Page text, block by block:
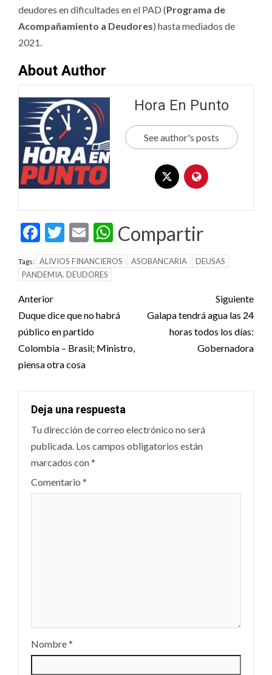
deudores en dificultades en el PAD (Programa de
Acompañamiento a Deudores) hasta mediados de
2021.
About Author
Hora En Punto
See author's posts
Facebook
Twitter
EmailWhatsApp
Compartir
Tags: ALIVIOS FINANCIEROS ASOBANCARIA
DEUSAS
PANDEMIA. DEUDORES
Post
navigation
Anterior
Duque dice que no habrá
público en partido
Colombia – Brasil; Ministro,
piensa otra cosa
Siguiente
Galapa tendrá agua las 24
horas todos los días:
Gobernadora
Deja una respuesta
Tu dirección de correo electrónico no será
publicada. Los campos obligatorios están
marcados con*
Comentario *
Nombre*